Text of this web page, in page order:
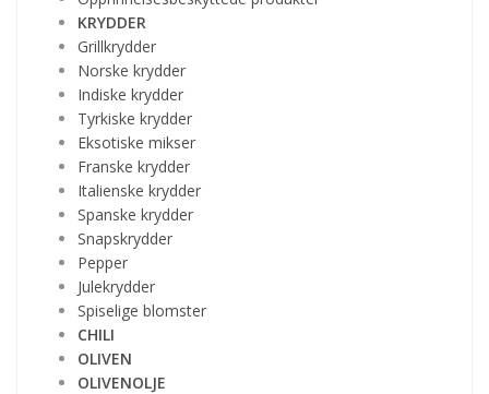
KRYDDER
Grillkrydder
Norske krydder
Indiske krydder
Tyrkiske krydder
Eksotiske mikser
Franske krydder
Italienske krydder
Spanske krydder
Snapskrydder
Pepper
Julekrydder
Spiselige blomster
CHILI
OLIVEN
OLIVENOLJE